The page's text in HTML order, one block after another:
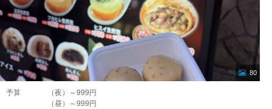
80
予算
（夜）～999円
（昼）～999円